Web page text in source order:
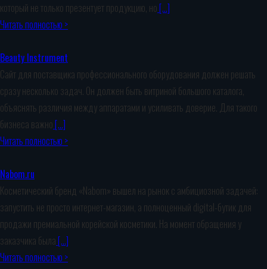
который не только презентует продукцию, но[…]
Читать полностью >
Beauty Instrument
Сайт для поставщика профессионального оборудования должен решать
сразу несколько задач. Он должен быть витриной большого каталога,
объяснять различия между аппаратами и усиливать доверие. Для такого
бизнеса важно[…]
Читать полностью >
Nabom.ru
Косметический бренд «Nabom» вышел на рынок с амбициозной задачей:
запустить не просто интернет-магазин, а полноценный digital-бутик для
продажи премиальной корейской косметики. На момент обращения у
заказчика была[…]
Читать полностью >